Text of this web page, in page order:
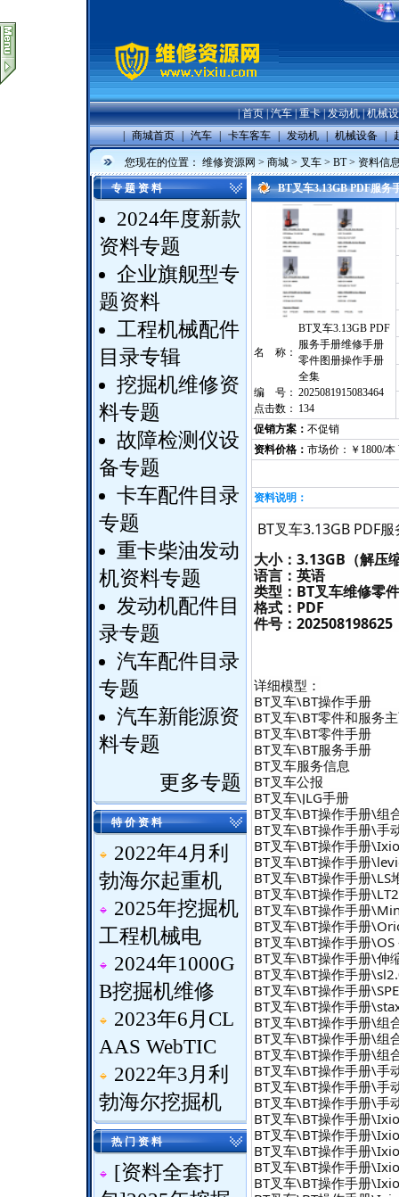
|首页|汽车|重卡|发动机|机械
| 商城首页 | 汽车 | 卡车客车 | 发动机 | 机械设备 |
您现在的位置： 维修资源网 > 商城 > 叉车 > BT> 资料信
专 题 资 料
2024年度新款
资料专题
企业旗舰型专
题资料
工程机械配件
目录专辑
挖掘机维修资
料专题
故障检测仪设
备专题
卡车配件目录
专题
重卡柴油发动
机资料专题
发动机配件目
录专题
汽车配件目录
专题
汽车新能源资
料专题
更多专题
特 价 资 料
2022年4月利
勃海尔起重机
2025年挖掘机
工程机械电
2024年1000G
B挖掘机维修
2023年6月CL
AAS WebTIC
2022年3月利
勃海尔挖掘机
热 门 资 料
[资料全套打
BT叉车3.13GB PDF服务
名 称：
BT叉车3.13GB PDF
服务手册维修手册
零件图册操作手册
全集
编 号： 2025081915083464
点击数： 134
促销方案： 不促销
资料价格： 市场价：￥1800/
资料说明：
BT叉车3.13GB PDF
大小：3.13GB（解压
语言：英语
类型：BT叉车维修零
格式：PDF
件号：202508198625
详细模型：
BT叉车\BT操作手册
BT叉车\BT零件和服务
BT叉车\BT零件手册
BT叉车\BT服务手册
BT叉车服务信息
BT叉车公报
BT叉车\JLG手册
BT叉车\BT操作手册\组
BT叉车\BT操作手册\手
BT叉车\BT操作手册
BT叉车\BT操作手册
BT叉车\BT操作手册\LS
BT叉车\BT操作手册
BT叉车\BT操作手册
BT叉车\BT操作手册
BT叉车\BT操作手册\OS
BT叉车\BT操作手册\伸
BT叉车\BT操作手册
BT叉车\BT操作手册
BT叉车\BT操作手册
BT叉车\BT操作手册\组
BT叉车\BT操作手册\组
BT叉车\BT操作手册\组
BT叉车\BT操作手册\手
BT叉车\BT操作手册\手
BT叉车\BT操作手册\手
BT叉车\BT操作手册
BT叉车\BT操作手册
BT叉车\BT操作手册
BT叉车\BT操作手册
BT叉车\BT操作手册